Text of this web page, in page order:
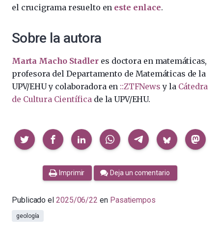
el crucigrama resuelto en este enlace.
Sobre la autora
Marta Macho Stadler es doctora en matemáticas,
profesora del Departamento de Matemáticas de la
UPV/EHU y colaboradora en ::ZTFNews y la Cátedra
de Cultura Científica de la UPV/EHU.
Compartir
Imprimir Deja un comentario
Publicado el 2025/06/22 en Pasatiempos
geología